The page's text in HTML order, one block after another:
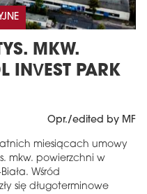
MKW.
INVEST PARK
Opr./edited by MF
miesiącach umowy
mkw. powierzchni w
Wśród
się długoterminowe